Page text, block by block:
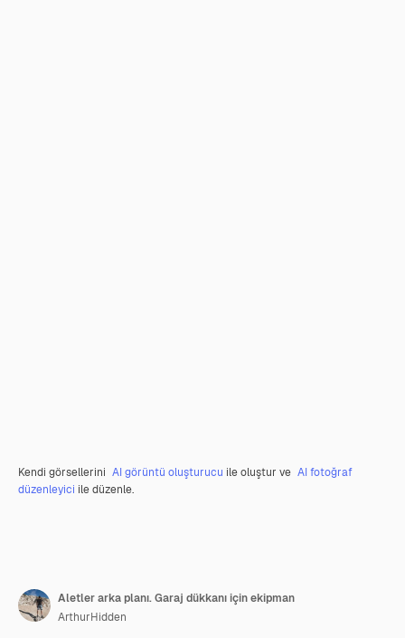
Kendi görsellerini AI görüntü oluşturucu ile oluştur ve AI fotoğraf
düzenleyici ile düzenle.
Aletler arka planı. Garaj dükkanı için ekipman
ArthurHidden